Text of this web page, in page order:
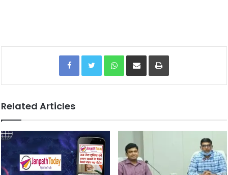
Facebook Twitter WhatsApp
Related Articles